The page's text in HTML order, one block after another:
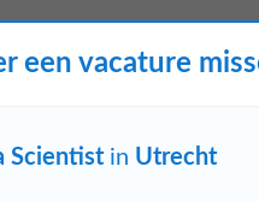
verzamelen,
een vacature
Scientist in Utrecht